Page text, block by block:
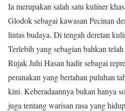
Ia merupakan salah satu kuliner
Glodok sebagai kawasan Pecinan
lintas budaya. Di tengah deretan
Terlebih yang sebagian bahkan
Rujak Juhi Hasan hadir sebagai
peranakan yang bertahan puluhan
kini. Keberadaannya bukan hanya
juga tentang warisan rasa yang